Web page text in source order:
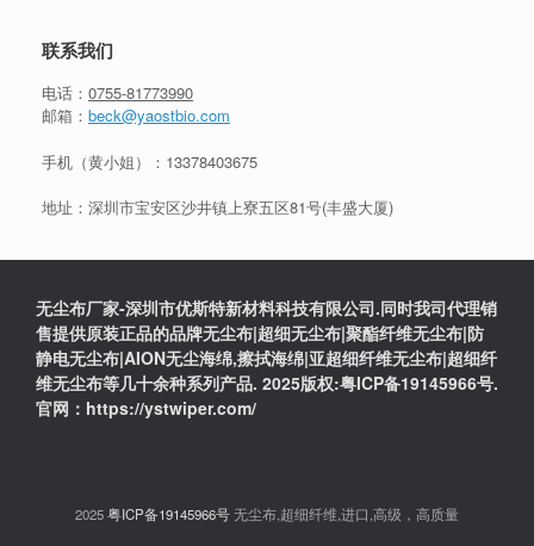
联系我们
电话： 0755-81773990
邮箱： beck@yaostbio.com
手机（黄小姐）： 13378403675
地址：深圳市宝安区沙井镇上寮五区81号(丰盛大厦)
无尘布厂家-深圳市优斯特新材料科技有限公司.同时我司代理销
售提供原装正品的品牌无尘布|超细无尘布|聚酯纤维无尘布|防
静电无尘布|AION无尘海绵,擦拭海绵|亚超细纤维无尘布|超细纤
维无尘布等几十余种系列产品. 2025版权:粤ICP备19145966号.
官网：https://ystwiper.com/
2025粤ICP备19145966号无尘布,超细纤维,进口,高级，高质量